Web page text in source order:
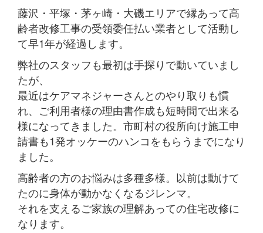
藤沢・平塚・茅ヶ崎・大磯エリアで縁あって高
齢者改修工事の受領委任払い業者として活動し
て早1年が経過します。
弊社のスタッフも最初は手探りで動いていまし
たが、
最近はケアマネジャーさんとのやり取りも慣
れ、ご利用者様の理由書作成も短時間で出来る
様になってきました。市町村の役所向け施工申
請書も1発オッケーのハンコをもらうまでになり
ました。
高齢者の方のお悩みは多種多様。以前は動けて
たのに身体が動かなくなるジレンマ。
それを支えるご家族の理解あっての住宅改修に
なります。